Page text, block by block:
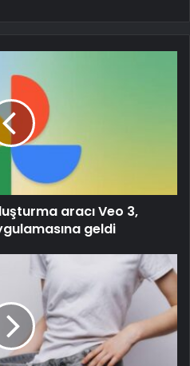
aracı Veo 3,
geldi